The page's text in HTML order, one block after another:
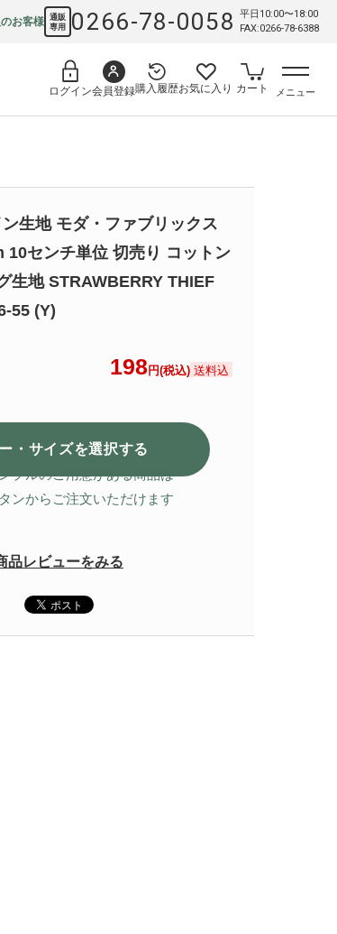
お客様 通販
専用
0266-78-0058
平日10:00〜18:00
FAX:0266-78-6388
ログイン会員登録購入履歴お気に入り カート メニュー
生地 モダ・ファブリックス
10センチ単位 切売り コットン
生地 STRAWBERRY THIEF
55 (Y)
198円(税込) 送料込
・サイズを選択する
プルのご用意がある商品は
ンからご注文いただけます
品レビューをみる